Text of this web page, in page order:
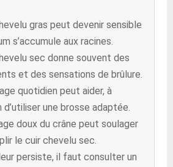
gras peut devenir sensible
s’accumule aux racines.
sec donne souvent des
et des sensations de brûlure.
quotidien peut aider, à
une brosse adaptée.
doux du crâne peut soulager
le cuir chevelu sec.
persiste, il faut consulter un